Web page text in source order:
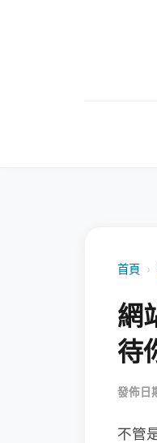
首頁 ›
網
待
發佈日
不管